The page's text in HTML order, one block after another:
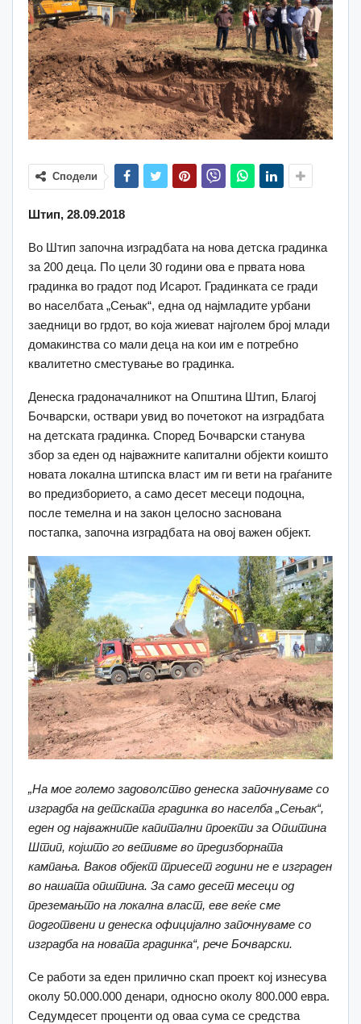
Сподели
Штип, 28.09.2018
Во Штип започна изградбата на нова детска градинка
за 200 деца. По цели 30 години ова е првата нова
градинка во градот под Исарот. Градинката се гради
во населбата „Сењак“, една од најмладите урбани
заедници во грдот, во која жиеват најголем број млади
домакинства со мали деца на кои им е потребно
квалитетно сместување во градинка.
Денеска градоначалникот на Општина Штип, Благој
Бочварски, оствари увид во почетокот на изградбата
на детската градинка. Според Бочварски станува
збор за еден од најважните капитални објекти коишто
новата локална штипска власт им ги вети на граѓаните
во предизборието, а само десет месеци подоцна,
после темелна и на закон целосно заснована
постапка, започна изградбата на овој важен објект.
„На мое големо задоволство денеска започнуваме со
изградба на детската градинка во населба „Сењак“,
еден од најважните капитални проекти за Општина
Штип, којшто го ветивме во предизборната
кампања. Ваков објект триесет години не е изграден
во нашата општина. За само десет месеци од
преземањто на локална власт, еве веќе сме
подготвени и денеска официјално започнуваме со
изградба на новата градинка“, рече Бочварски.
Се работи за еден прилично скап проект кој изнесува
околу 50.000.000 денари, односно околу 800.000 евра.
Седумдесет проценти од оваа сума се средства